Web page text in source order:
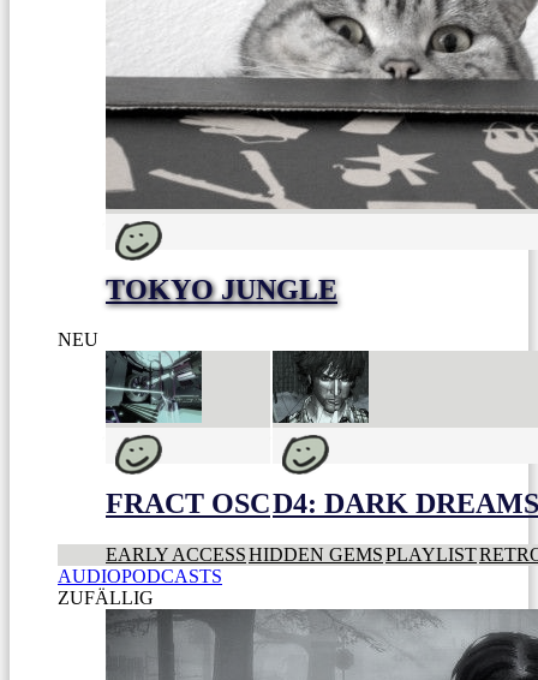
TOKYO JUNGLE
NEU
FRACT OSCD4: DARK
EARLY ACCESSHIDDEN GEMSPLAYLIST
AUDIOPODCASTS
ZUFÄLLIG